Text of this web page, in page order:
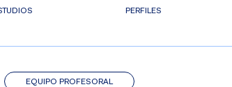
PERFILES
EQUIPO PROFESORAL